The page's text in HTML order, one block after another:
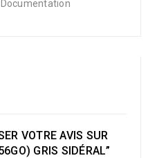
VOTRE AVIS SUR
GRIS SIDÉRAL”